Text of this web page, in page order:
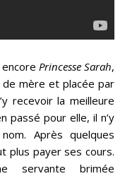
Princesse Sarah,
de mère et placée par
recevoir la meilleure
passé pour elle, il n’y
Après quelques
plus payer ses cours.
servante brimée